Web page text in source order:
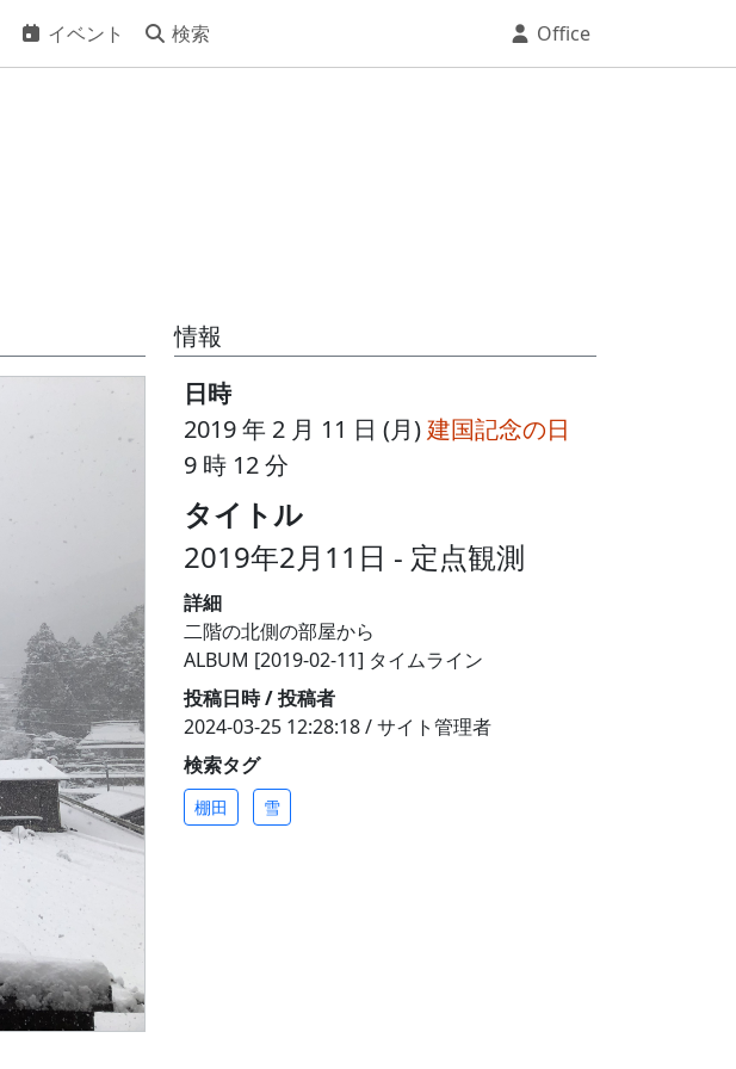
イベント 検索 Office
情報
日時
2019 年 2 月 11 日 (月)建国記念の日
9 時 12 分
タイトル
2019年2月11日 - 定点観測
詳細
二階の北側の部屋から
ALBUM [2019-02-11] タイムライン
投稿日時 / 投稿者
2024-03-25 12:28:18 / サイト管理者
検索タグ
棚田 雪